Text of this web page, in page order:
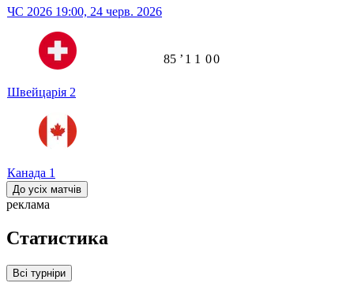
ЧС 2026 19:00, 24 черв. 2026
Швейцарія 2
Канада 1
85 ʼ 1 1 00
До усіх матчів
реклама
Статистика
Всі турніри